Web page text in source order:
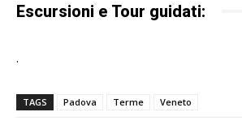
Escursioni e Tour guidati:
.
TAGS Padova Terme Veneto